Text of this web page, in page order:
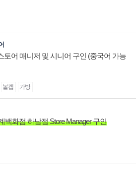
토어 매니저 및 시니어 구인 (중국어 가능
볼캡 가방
백화점 하남점 Store Manager 구인